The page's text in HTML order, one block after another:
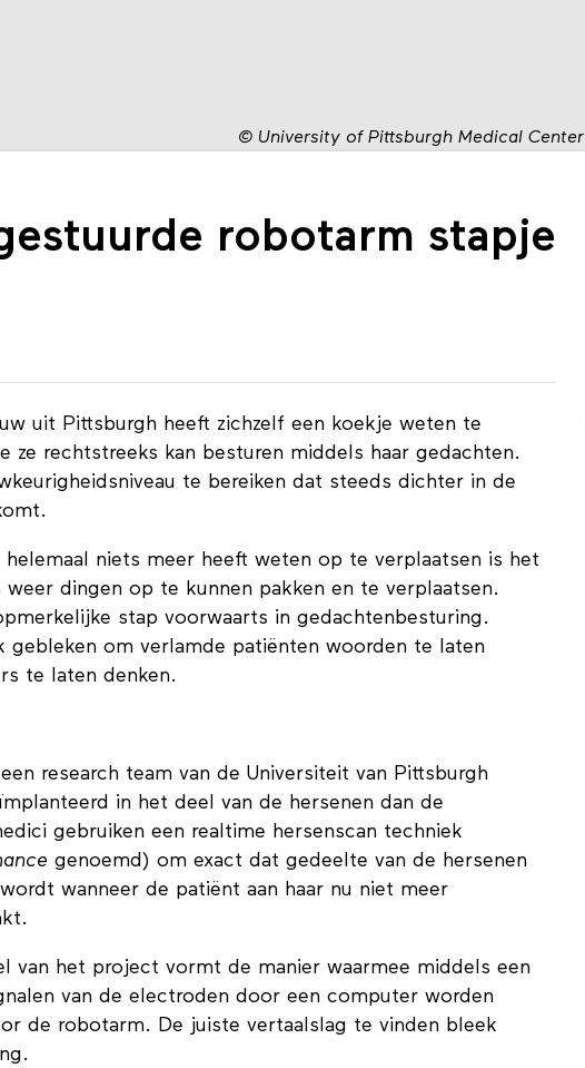
© University of Pittsburgh Medical Center
robotarm stapje
uit Pittsburgh heeft zichzelf een koekje weten te
ze rechtstreeks kan besturen middels haar gedachten.
te bereiken dat steeds dichter in de
helemaal niets meer heeft weten op te verplaatsen is het
dingen op te kunnen pakken en te verplaatsen.
stap voorwaarts in gedachtenbesturing.
gebleken om verlamde patiënten woorden te laten
te laten denken.
research team van de Universiteit van Pittsburgh
in het deel van de hersenen dan de
gebruiken een realtime hersenscan techniek
genoemd) om exact dat gedeelte van de hersenen
wanneer de patiënt aan haar nu niet meer
van het project vormt de manier waarmee middels een
van de electroden door een computer worden
de robotarm. De juiste vertaalslag te vinden bleek